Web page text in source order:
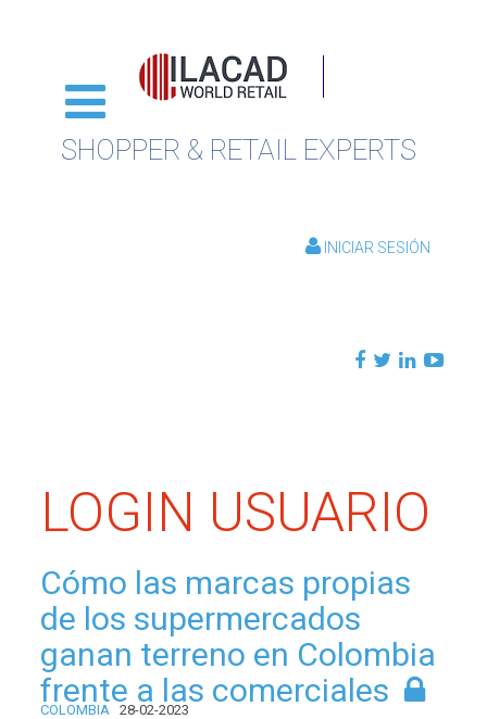
SHOPPER & RETAIL EXPERTS
INICIAR SESIÓN
LOGIN USUARIO
Cómo las marcas propias
de los supermercados
ganan terreno en Colombia
frente a las comerciales
COLOMBIA 28-02-2023